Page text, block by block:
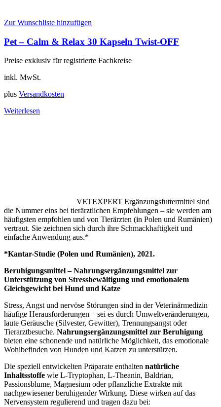
Zur Wunschliste hinzufügen
Pet – Calm & Relax 30 Kapseln Twist-OFF
Preise exklusiv für registrierte Fachkreise
inkl. MwSt.
plus Versandkosten
Weiterlesen
VETEXPERT Ergänzungsfuttermittel sind
die Nummer eins bei tierärztlichen Empfehlungen – sie werden am
häufigsten empfohlen und von Tierärzten (in Polen und Rumänien)
vertraut. Sie zeichnen sich durch ihre Schmackhaftigkeit und
einfache Anwendung aus.*
*Kantar-Studie (Polen und Rumänien), 2021.
Beruhigungsmittel – Nahrungsergänzungsmittel zur
Unterstützung von Stressbewältigung und emotionalem
Gleichgewicht bei Hund und Katze
Stress, Angst und nervöse Störungen sind in der Veterinärmedizin
häufige Herausforderungen – sei es durch Umweltveränderungen,
laute Geräusche (Silvester, Gewitter), Trennungsangst oder
Tierarztbesuche. Nahrungsergänzungsmittel zur Beruhigung
bieten eine schonende und natürliche Möglichkeit, das emotionale
Wohlbefinden von Hunden und Katzen zu unterstützen.
Die speziell entwickelten Präparate enthalten natürliche
Inhaltsstoffe wie L-Tryptophan, L-Theanin, Baldrian,
Passionsblume, Magnesium oder pflanzliche Extrakte mit
nachgewiesener beruhigender Wirkung. Diese wirken auf das
Nervensystem regulierend und tragen dazu bei: